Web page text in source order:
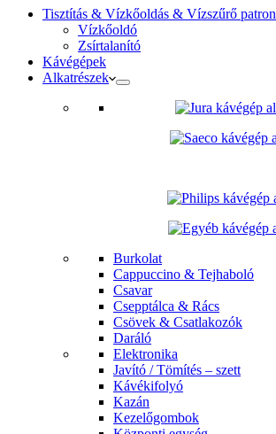
Tisztítás & Vízkőoldás & Vízszűrő patron
Vízkőoldó
Zsírtalanító
Kávégépek
Alkatrészek
Burkolat
Cappuccino & Tejhaboló
Csavar
Csepptálca & Rács
Csövek & Csatlakozók
Daráló
Elektronika
Javító / Tömítés – szett
Kávékifolyó
Kazán
Kezelőgombok